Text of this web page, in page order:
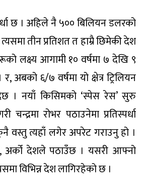
छ । अहिले नै ५०० बिलियन डलरको
। त्यसमा तीन प्रतिशत त हाम्रै छिमेकी देश
लक्ष्य आगामी १० वर्षमा ७ देखि ९
अबको ६/७ वर्षमा यो क्षेत्र ट्रिलियन
। नयाँ किसिमको ‘स्पेस रेस’ सुरु
रोभर पठाउनेमा प्रतिस्पर्धा
वस्तु त्यहाँ लगेर अपरेट गराउनु हो ।
अर्को देशले पठाउँछ । यसरी आफ्नो
विभिन्न देश लागिरहेको छ ।